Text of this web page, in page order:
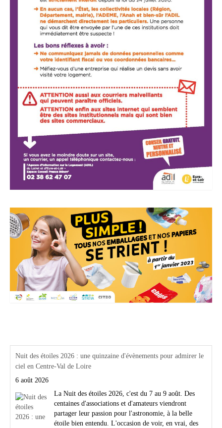
Nuit des étoiles 2026 : une quinzaine d'évènements pour admirer le
ciel en Centre-Val de Loire
6 août 2026
La Nuit des étoiles 2026, c'est du 7 au 9 août. Des
centaines d'associations et d'amateurs viendront
partager leur passion pour l'astronomie, à la belle
étoile bien entendu. L'occasion de voir, en vrai, des